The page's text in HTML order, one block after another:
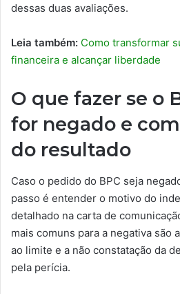
dessas duas avaliações.
Leia também: Como transformar
financeira e alcançar liberdade
O que fazer se o
for negado e
do resultado
Caso o pedido do BPC seja
passo é entender o motivo do
detalhado na carta de
mais comuns para a negativa são
ao limite e a não constatação da
pela perícia.